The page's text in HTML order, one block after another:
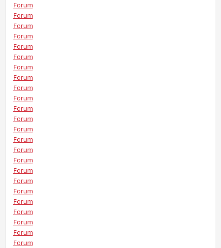
Forum
Forum
Forum
Forum
Forum
Forum
Forum
Forum
Forum
Forum
Forum
Forum
Forum
Forum
Forum
Forum
Forum
Forum
Forum
Forum
Forum
Forum
Forum
Forum